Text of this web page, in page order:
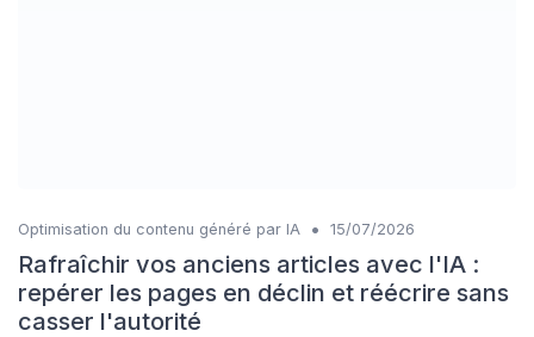
Optimisation du contenu généré par IA • 15/07/2026
Rafraîchir vos anciens articles avec l'IA :
repérer les pages en déclin et réécrire sans
casser l'autorité